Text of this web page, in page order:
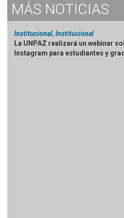
MÁS NOTICIAS
Institucional, Institucional
La UNPAZ realizará un webinar
Instagram para estudiantes y